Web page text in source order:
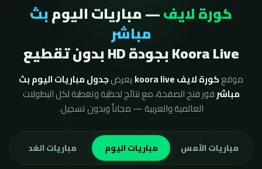
كورة لايف— مباريات اليومبث
مباشر
Koora Live بجودة HD بدون تقطيع
موقعكورة لايف koora live يعرضجدول مباريات اليوم بث
مباشرفور فتح الصفحة، مع نتائج لحظية وتغطية لكل البطولات
العالمية والعربية — مجاناً وبدون تسجيل.
مباريات الأمس مباريات اليوم مباريات الغد